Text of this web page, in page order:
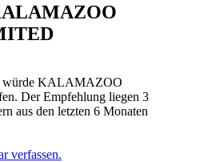
würde KALAMAZOO
Der Empfehlung liegen 3
aus den letzten 6 Monaten
verfassen.